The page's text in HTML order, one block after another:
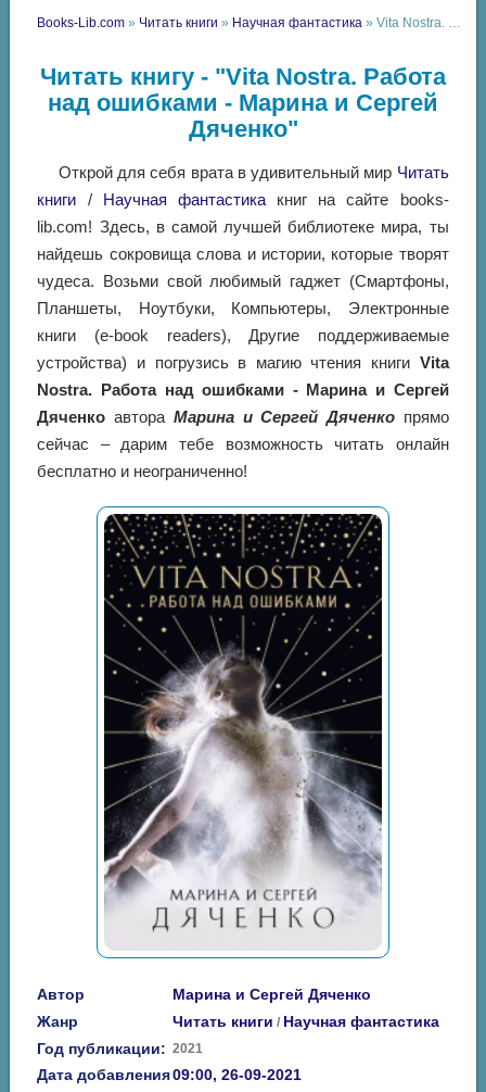
Books-Lib.com » Читать книги » Научная фантастика » Vita Nostra. Работа над ошибками - Марина и Сергей Дяченко
Читать книгу - "Vita Nostra. Работа
над ошибками - Марина и Сергей
Дяченко"
Открой для себя врата в удивительный мир Читать
книги / Научная фантастикакниг на сайте books-
lib.com! Здесь, в самой лучшей библиотеке мира, ты
найдешь сокровища слова и истории, которые творят
чудеса. Возьми свой любимый гаджет (Смартфоны,
Планшеты, Ноутбуки, Компьютеры, Электронные
книги (e-book readers), Другие поддерживаемые
устройства) и погрузись в магию чтения книги Vita
Nostra. Работа над ошибками - Марина и Сергей
Дяченко автора Марина и Сергей Дяченкопрямо
сейчас – дарим тебе возможность читать онлайн
бесплатно и неограниченно!
Автор
Марина и Сергей Дяченко
Жанр
Читать книги / Научная фантастика
Год публикации: 2021
Дата добавления09:00, 26-09-2021